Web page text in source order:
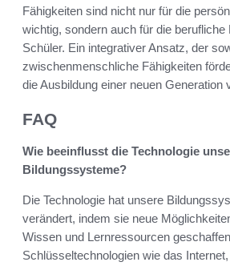
Fähigkeiten sind nicht nur für die
wichtig, sondern auch für die berufliche
Schüler. Ein integrativer Ansatz, der
zwischenmenschliche Fähigkeiten
die Ausbildung einer neuen Generation
FAQ
Wie beeinflusst die Technologie
Bildungssysteme?
Die Technologie hat unsere
verändert, indem sie neue
Wissen und Lernressourcen
Schlüsseltechnologien wie das